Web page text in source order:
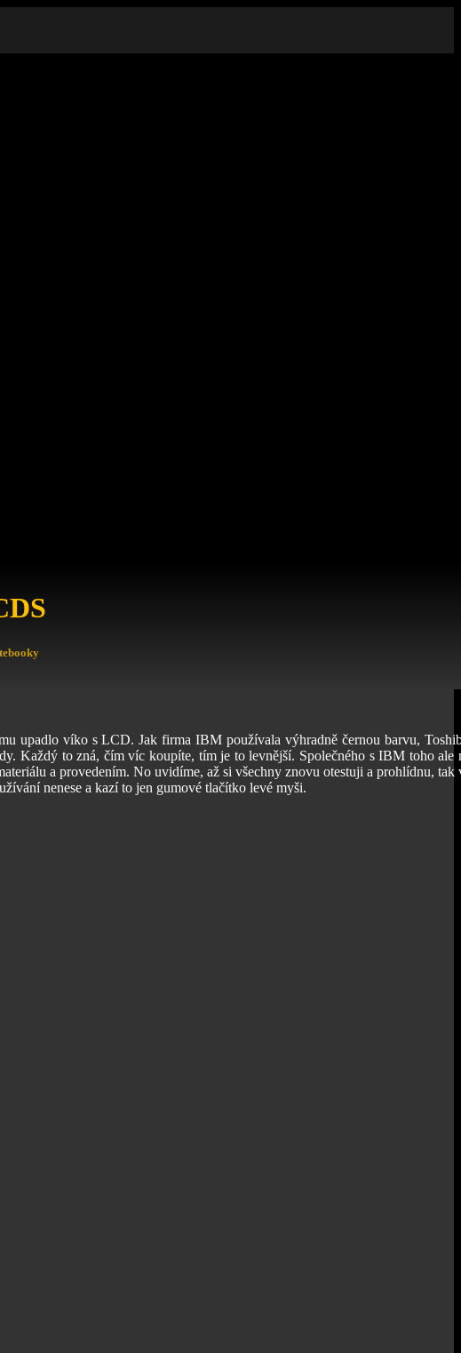
upadlo víko s LCD. Jak firma IBM používala výhradně černou barvu,
Každý to zná, čím víc koupíte, tím je to levnější. Společného s IBM toho ale
a provedením. No uvidíme, až si všechny znovu otestuji a prohlídnu, tak
nenese a kazí to jen gumové tlačítko levé myši.